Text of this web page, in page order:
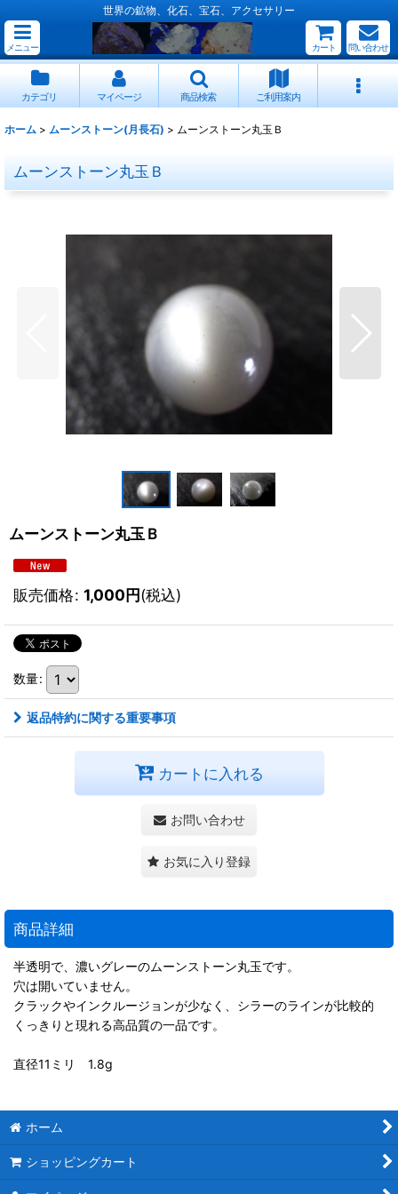
世界の鉱物、化石、宝石、アクセサリー
メニュー カート 問い合わせ
カテゴリ マイページ 商品検索 ご利用案内
ホーム > ムーンストーン(月長石) > ムーンストーン丸玉Ｂ
ムーンストーン丸玉Ｂ
ムーンストーン丸玉Ｂ
販売価格: 1,000円(税込)
数量:
返品特約に関する重要事項
カートに入れる
お問い合わせ
お気に入り登録
商品詳細
半透明で、濃いグレーのムーンストーン丸玉です。
穴は開いていません。
クラックやインクルージョンが少なく、シラーのラインが比較的
くっきりと現れる高品質の一品です。
直径11ミリ 1.8g
ホーム
ショッピングカート